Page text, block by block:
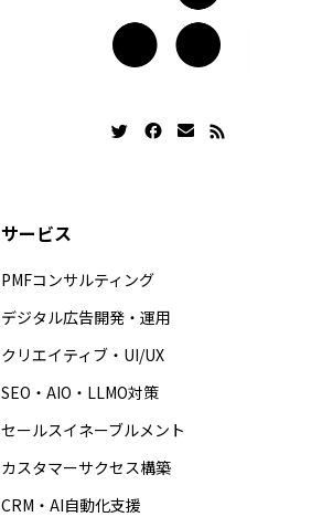
サービス
PMFコンサルティング
デジタル広告開発・運用
クリエイティブ・UI/UX
SEO・AIO・LLMO対策
セールスイネーブルメント
カスタマーサクセス構築
CRM・AI自動化支援